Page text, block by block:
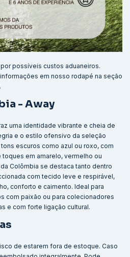
possíveis custos aduaneiros.
em nosso rodapé na seção
- Away
uma identidade vibrante e cheia de
e o estilo ofensivo da seleção
escuros como azul ou roxo, com
em amarelo, vermelho ou
Colômbia se destaca tanto dentro
com tecido leve e respirável,
conforto e caimento. Ideal para
com paixão ou para colecionadores
e com forte ligação cultural.
de estarem fora de estoque. Caso